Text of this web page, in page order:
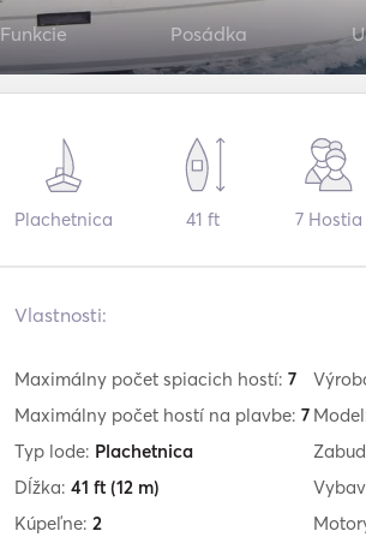
Funkcie Posádka
Plachetnica 41 ft 7Hostia
Vlastnosti:
Maximálny počet spiacich hostí: 7
Maximálny počet hostí na plavbe: 7
Typ lode: Plachetnica
Dĺžka: 41 ft (12 m)
Kúpeľne: 2